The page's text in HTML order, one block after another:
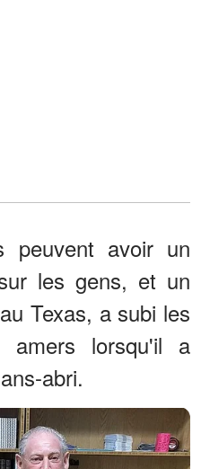
peuvent avoir un
les gens, et un
Texas, a subi les
amers lorsqu'il a
abri.